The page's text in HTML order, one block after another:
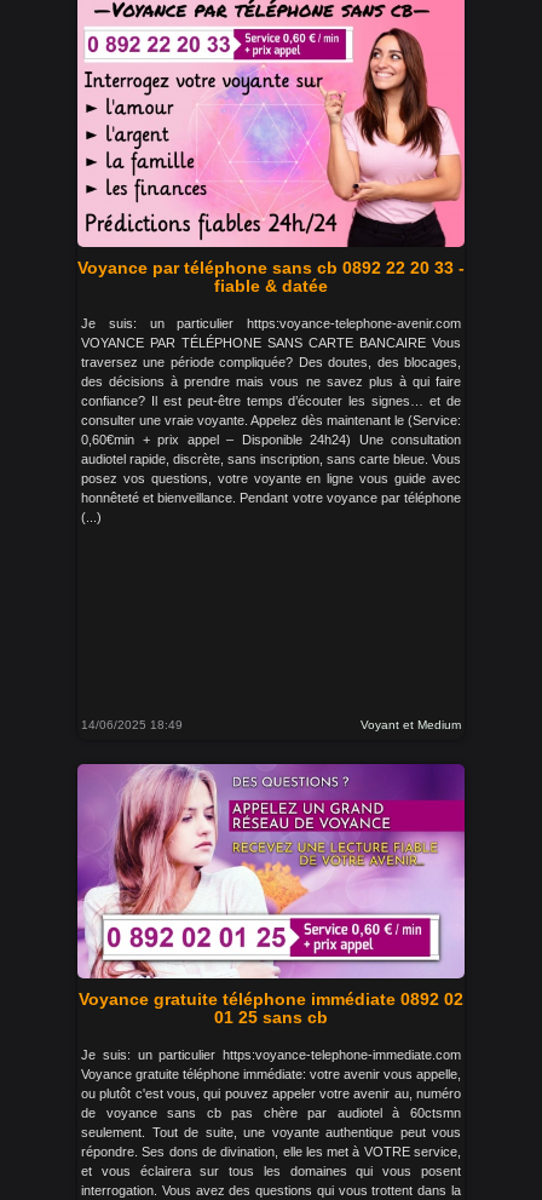
Voyance par téléphone sans cb 0892 22 20 33 -
fiable & datée
Je suis: un particulier https:voyance-telephone-avenir.com
VOYANCE PAR TÉLÉPHONE SANS CARTE BANCAIRE Vous
traversez une période compliquée? Des doutes, des blocages,
des décisions à prendre mais vous ne savez plus à qui faire
confiance? Il est peut-être temps d’écouter les signes… et de
consulter une vraie voyante. Appelez dès maintenant le (Service:
0,60€min + prix appel – Disponible 24h24) Une consultation
audiotel rapide, discrète, sans inscription, sans carte bleue. Vous
posez vos questions, votre voyante en ligne vous guide avec
honnêteté et bienveillance. Pendant votre voyance par téléphone
(...)
14/06/2025 18:49 Voyant et Medium
Voyance gratuite téléphone immédiate 0892 02
01 25 sans cb
Je suis: un particulier https:voyance-telephone-immediate.com
Voyance gratuite téléphone immédiate: votre avenir vous appelle,
ou plutôt c'est vous, qui pouvez appeler votre avenir au, numéro
de voyance sans cb pas chère par audiotel à 60ctsmn
seulement. Tout de suite, une voyante authentique peut vous
répondre. Ses dons de divination, elle les met à VOTRE service,
et vous éclairera sur tous les domaines qui vous posent
interrogation. Vous avez des questions qui vous trottent dans la